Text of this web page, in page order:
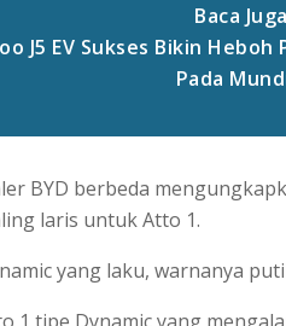
Baca
J5 EV Sukses Bikin
Pada
BYD berbeda
laris untuk Atto 1.
yang laku, warnanya